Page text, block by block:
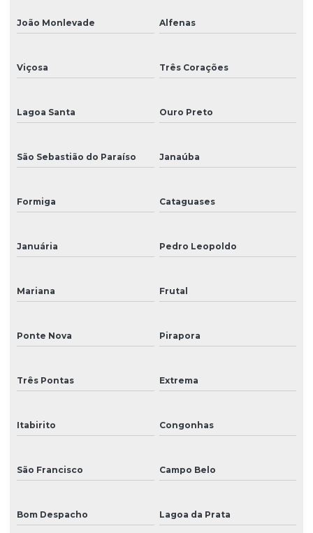
João Monlevade Alfenas
Viçosa Três Corações
Lagoa Santa Ouro Preto
São Sebastião do Paraíso Janaúba
Formiga Cataguases
Januária Pedro Leopoldo
Mariana Frutal
Ponte Nova Pirapora
Três Pontas Extrema
Itabirito Congonhas
São Francisco Campo Belo
Bom Despacho Lagoa da Prata